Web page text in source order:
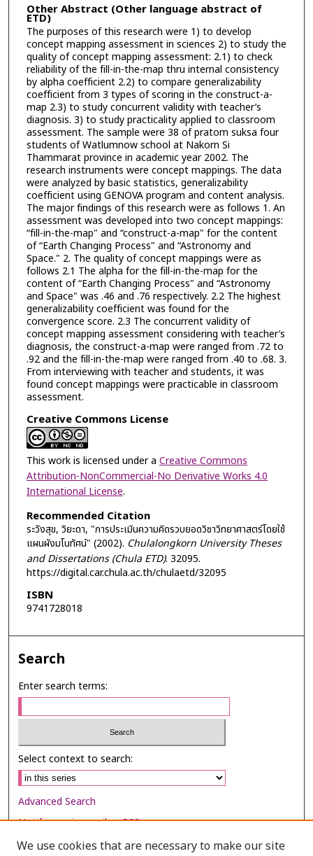
Other Abstract (Other language abstract of
ETD)
The purposes of this research were 1) to develop
concept mapping assessment in sciences 2) to study the
quality of concept mapping assessment: 2.1) to check
reliability of the fill-in-the-map thru internal consistency
by alpha coefficient 2.2) to compare generalizability
coefficient from 3 types of scoring in the construct-a-
map 2.3) to study concurrent validity with teacher’s
diagnosis. 3) to study practicality applied to classroom
assessment. The sample were 38 of pratom suksa four
students of Watlumnow school at Nakorn Si
Thammarat province in academic year 2002. The
research instruments were concept mappings. The data
were analyzed by basic statistics, generalizability
coefficient using GENOVA program and content analysis.
The major findings of this research were as follows 1. An
assessment was developed into two concept mappings:
“fill-in-the-map" and “construct-a-map" for the content
of “Earth Changing Process" and “Astronomy and
Space." 2. The quality of concept mappings were as
follows 2.1 The alpha for the fill-in-the-map for the
content of “Earth Changing Process" and “Astronomy
and Space" was .46 and .76 respectively. 2.2 The highest
generalizability coefficient was found for the
convergence score. 2.3 The concurrent validity of
concept mapping assessment considering with teacher’s
diagnosis, the construct-a-map were ranged from .72 to
.92 and the fill-in-the-map were ranged from .40 to .68. 3.
From interviewing with teacher and students, it was
found concept mappings were practicable in classroom
assessment.
Creative Commons License
This work is licensed under a Creative Commons
Attribution-NonCommercial-No Derivative Works 4.0
International License.
Recommended Citation
ระวังสุข, วิยะดา, "การประเมินความคิดรวบยอดวิชาวิทยาศาสตร์โดยใช้
แผนผังมโนทัศน์" (2002). Chulalongkorn University Theses
and Dissertations (Chula ETD). 32095.
https://digital.car.chula.ac.th/chulaetd/32095
ISBN
9741728018
Search
Enter search terms:
Select context to search:
Advanced Search
Notify me via email orRSS
We use cookies that are necessary to make our site